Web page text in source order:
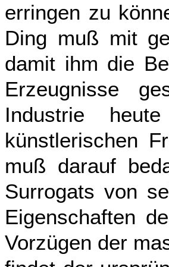
erringen zu
Ding muß mit
damit ihm die
Erzeugnisse
Industrie
künstlerischen
muß darauf
Surrogats von
Eigenschaften
Vorzügen der